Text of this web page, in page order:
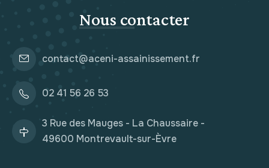
Nous contacter
contact@aceni-assainissement.fr
02 41 56 26 53
3 Rue des Mauges - La Chaussaire -
49600 Montrevault-sur-Èvre